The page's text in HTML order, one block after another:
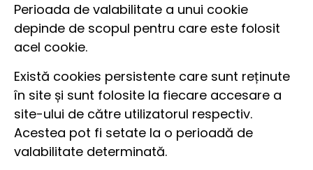
Perioada de valabilitate a unui cookie
depinde de scopul pentru care este folosit
acel cookie.
Există cookies persistente care sunt reținute
în site și sunt folosite la fiecare accesare a
site-ului de către utilizatorul respectiv.
Acestea pot fi setate la o perioadă de
valabilitate determinată.